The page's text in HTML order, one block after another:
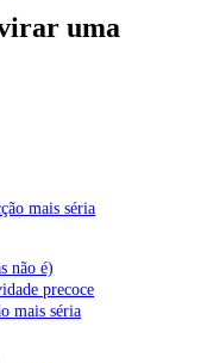
uma
mais séria
não é)
precoce
mais séria